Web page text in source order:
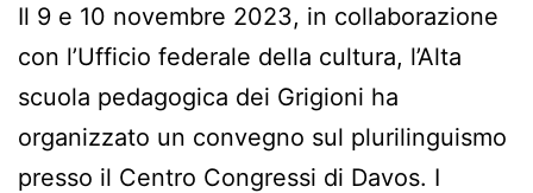
Il 9 e 10 novembre 2023, in collaborazione
con l’Ufficio federale della cultura, l’Alta
scuola pedagogica dei Grigioni ha
organizzato un convegno sul plurilinguismo
presso il Centro Congressi di Davos. I